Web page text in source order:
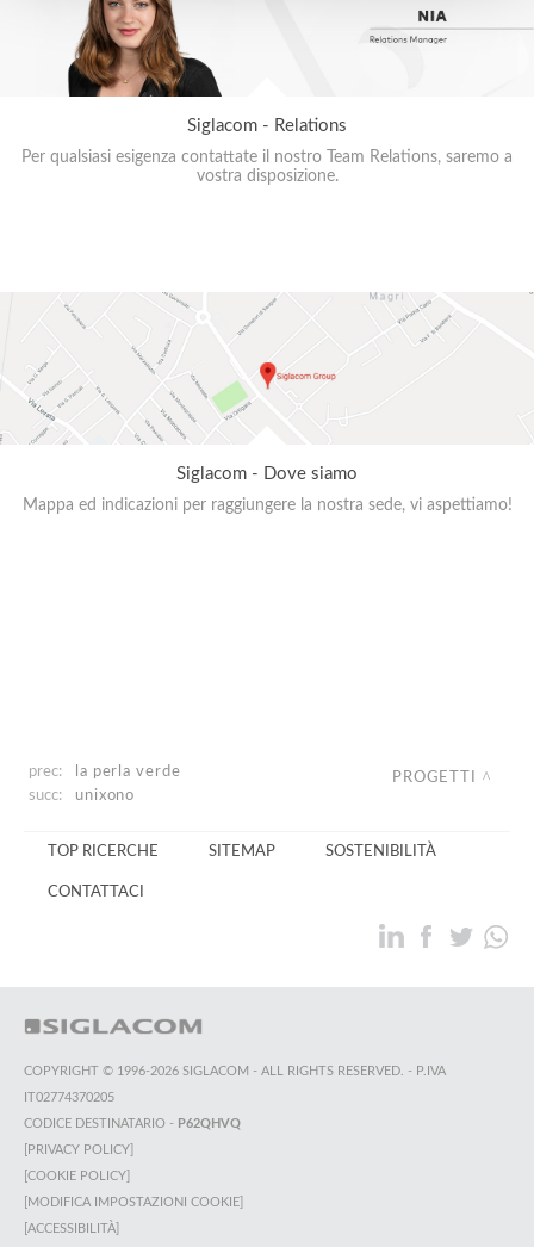
Siglacom - Relations
Per qualsiasi esigenza contattate il nostro Team Relations, saremo a
vostra disposizione.
Siglacom - Dove siamo
Mappa ed indicazioni per raggiungere la nostra sede, vi aspettiamo!
prec:
la perla verde
succ:
unixono
PROGETTI
TOP RICERCHE SITEMAP SOSTENIBILITÀ
CONTATTACI
COPYRIGHT © 1996-2026 SIGLACOM - ALL RIGHTS RESERVED. - P.IVA
IT02774370205
CODICE DESTINATARIO - P62QHVQ
[PRIVACY POLICY]
[COOKIE POLICY]
[MODIFICA IMPOSTAZIONI COOKIE]
[ACCESSIBILITÀ]